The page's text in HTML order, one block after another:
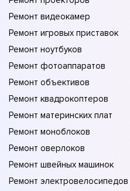
Ремонт видеокамер
Ремонт игровых приставок
Ремонт ноутбуков
Ремонт фотоаппаратов
Ремонт объективов
Ремонт квадрокоптеров
Ремонт материнских плат
Ремонт моноблоков
Ремонт оверлоков
Ремонт швейных машинок
Ремонт электровелосипедов